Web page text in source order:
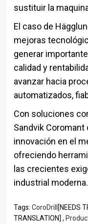
sustituir la
El caso de
mejoras
generar
calidad y
avanzar hacia
automatizados,
Con soluciones
Sandvik
innovación en el
ofreciendo
las crecientes
industrial moderna.
Tags: CoroDrill [NEEDS
TRANSLATION] ,